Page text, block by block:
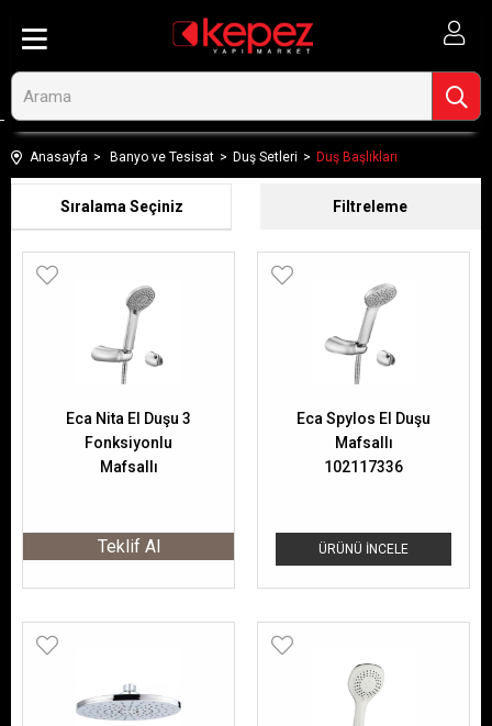
Anasayfa Banyo ve Tesisat Duş Setleri Duş Başlıkları
Filtreleme
Sıralama
Eca Nita El Duşu 3
Fonksiyonlu
Mafsallı
Teklif Al ÜRÜNÜ İNCELE
Eca Spylos El Duşu
Mafsallı
102117336